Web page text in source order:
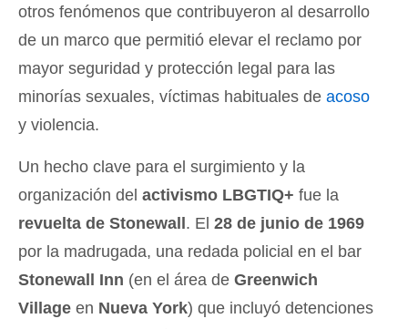
otros fenómenos que contribuyeron al desarrollo
de un marco que permitió elevar el reclamo por
mayor seguridad y protección legal para las
minorías sexuales, víctimas habituales de acoso
y violencia.
Un hecho clave para el surgimiento y la
organización del activismo LBGTIQ+ fue la
revuelta de Stonewall . El 28 de junio de 1969
por la madrugada, una redada policial en el bar
Stonewall Inn (en el área de Greenwich
Village en Nueva York) que incluyó detenciones